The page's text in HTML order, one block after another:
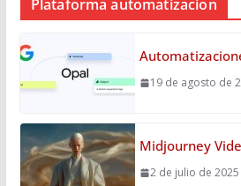
Plataforma automatizacion
19 de agosto de
Midjourney
2 de julio de 2025